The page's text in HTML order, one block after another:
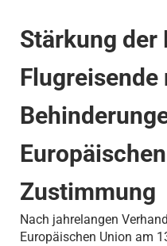
Stärkung der
Flugreisende
Zustimmung
Nach jahrelangen
Europäischen Union am